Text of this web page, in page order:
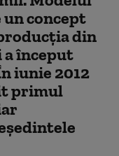
concept
din
a început
iunie 2012
primul